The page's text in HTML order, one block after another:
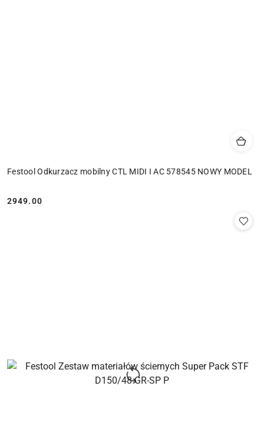
Festool Odkurzacz mobilny CTL MIDI I AC 578545 NOWY MODEL
Cena:
2949.00